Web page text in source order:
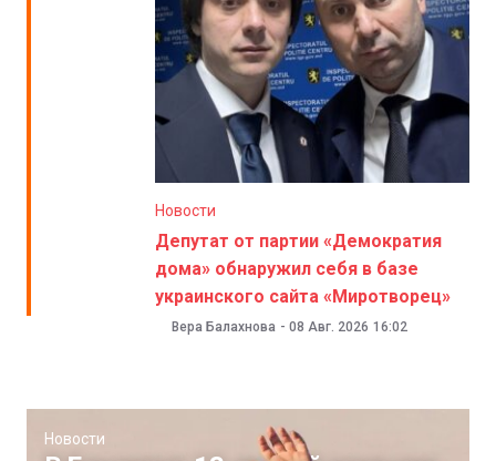
Новости
Депутат от партии «Демократия
дома» обнаружил себя в базе
украинского сайта «Миротворец»
Вера Балахнова - 08 Авг. 2026 16:02
Новости